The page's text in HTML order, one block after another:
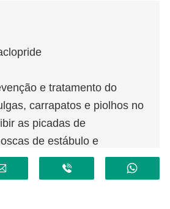
e tratamento do
carrapatos e piolhos no
as picadas de
de estábulo e
ser utilizado como
de dermatites alérgicas